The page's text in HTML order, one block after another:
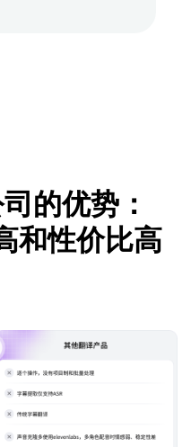
的优势：
和性价比高